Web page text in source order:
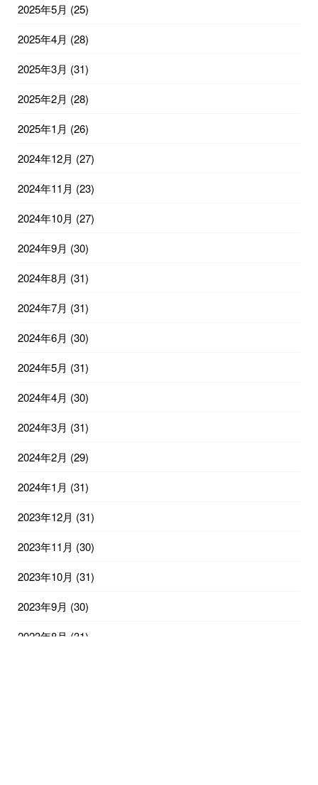
2025年5月 (25)
2025年4月 (28)
2025年3月 (31)
2025年2月 (28)
2025年1月 (26)
2024年12月 (27)
2024年11月 (23)
2024年10月 (27)
2024年9月 (30)
2024年8月 (31)
2024年7月 (31)
2024年6月 (30)
2024年5月 (31)
2024年4月 (30)
2024年3月 (31)
2024年2月 (29)
2024年1月 (31)
2023年12月 (31)
2023年11月 (30)
2023年10月 (31)
2023年9月 (30)
2023年8月 (31)